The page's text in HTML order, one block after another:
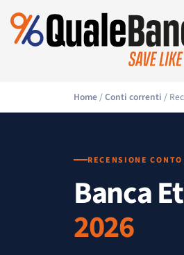
Home/Conti correnti /
RECENSIONE CONTO
Banca
2026